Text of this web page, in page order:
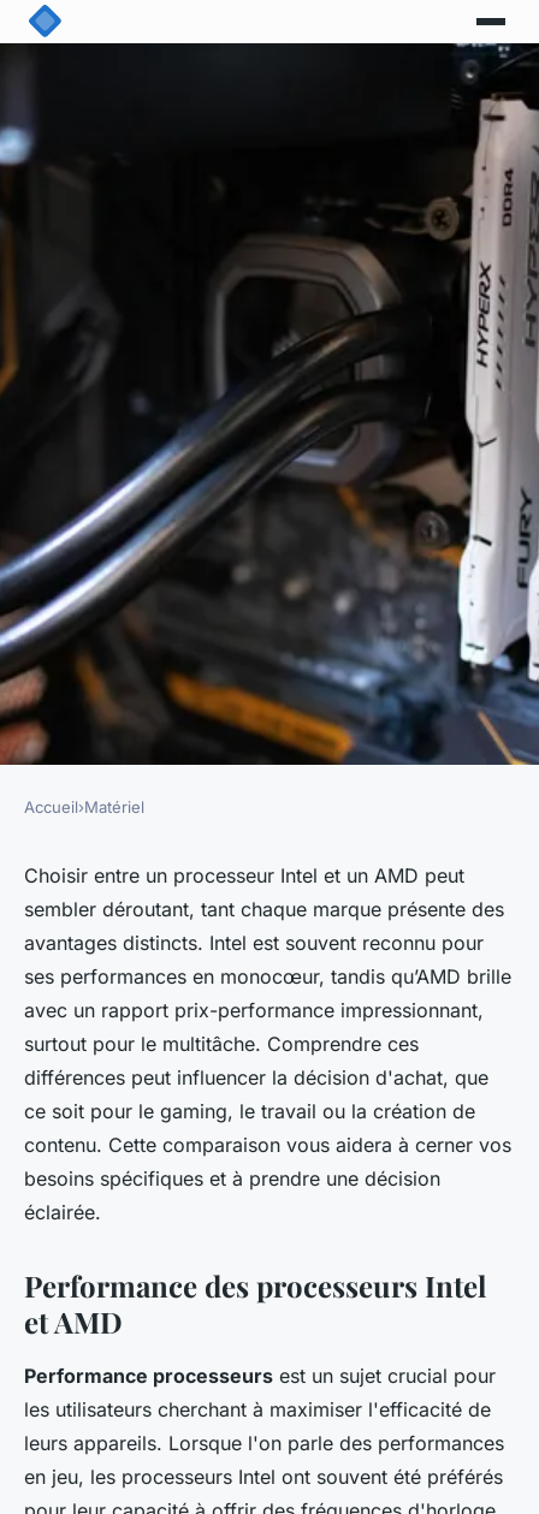
Comparaison entre
processeurs Intel et AMD
Valentin•9 octobre 2024•9 min de lecture
Accueil›Matériel
Choisir entre un processeur Intel et un AMD peut
sembler déroutant, tant chaque marque présente des
avantages distincts. Intel est souvent reconnu pour
ses performances en monocœur, tandis qu’AMD brille
avec un rapport prix-performance impressionnant,
surtout pour le multitâche. Comprendre ces
différences peut influencer la décision d'achat, que
ce soit pour le gaming, le travail ou la création de
contenu. Cette comparaison vous aidera à cerner vos
besoins spécifiques et à prendre une décision
éclairée.
Performance des processeurs Intel
et AMD
Performance processeurs est un sujet crucial pour
les utilisateurs cherchant à maximiser l'efficacité de
leurs appareils. Lorsque l'on parle des performances
en jeu, les processeurs Intel ont souvent été préférés